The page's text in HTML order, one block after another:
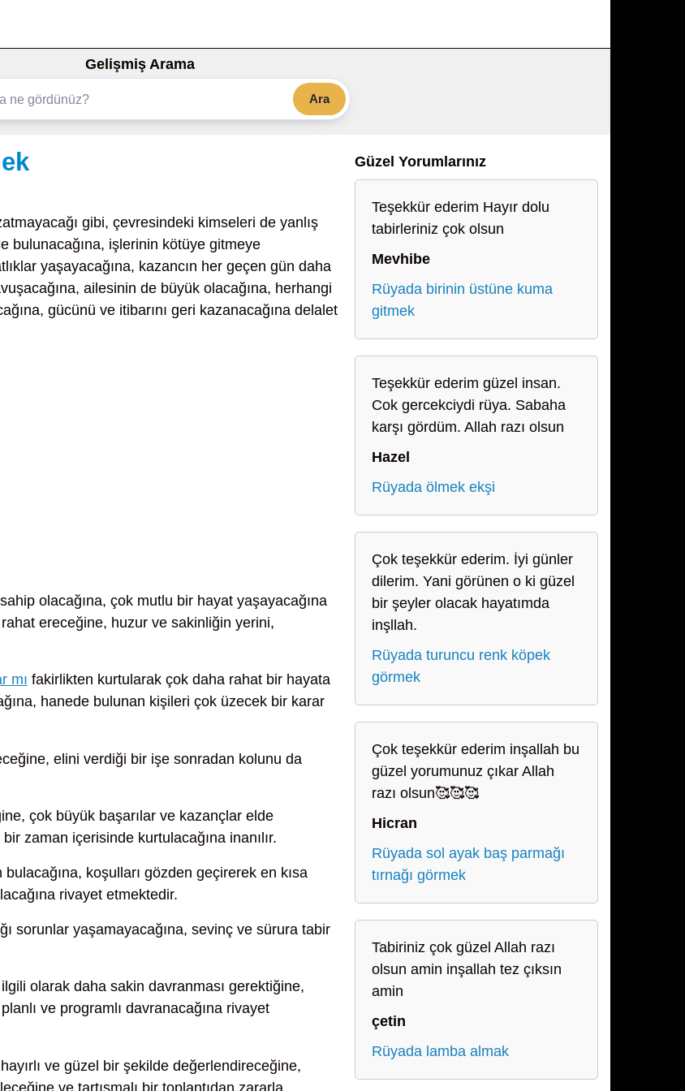
Gelişmiş Arama
Ara
gibi, çevresindeki kimseleri de yanlış
bulunacağına, işlerinin kötüye gitmeye
yaşayacağına, kazancın her geçen gün daha
ailesinin de büyük olacağına, herhangi
gücünü ve itibarını geri kazanacağına delalet
sahip olacağına, çok mutlu bir hayat yaşayacağına
ereceğine, huzur ve sakinliğin yerini,
mı fakirlikten kurtularak çok daha rahat bir hayata
hanede bulunan kişileri çok üzecek bir karar
elini verdiği bir işe sonradan kolunu da
çok büyük başarılar ve kazançlar elde
zaman içerisinde kurtulacağına inanılır.
koşulları gözden geçirerek en kısa
rivayet etmektedir.
sorunlar yaşamayacağına, sevinç ve sürura tabir
olarak daha sakin davranması gerektiğine,
ve programlı davranacağına rivayet
ve güzel bir şekilde değerlendireceğine,
ve tartışmalı bir toplantıdan zararla
Güzel Yorumlarınız
Teşekkür ederim Hayır dolu
tabirleriniz çok olsun
Mevhibe
Rüyada birinin üstüne kuma
gitmek
Teşekkür ederim güzel insan.
Cok gercekciydi rüya. Sabaha
karşı gördüm. Allah razı olsun
Hazel
Rüyada ölmek ekşi
Çok teşekkür ederim. İyi günler
dilerim. Yani görünen o ki güzel
bir şeyler olacak hayatımda
inşllah.
Rüyada turuncu renk köpek
görmek
Çok teşekkür ederim inşallah bu
güzel yorumunuz çıkar Allah
razı olsun🥰🥰🥰
Hicran
Rüyada sol ayak baş parmağı
tırnağı görmek
Tabiriniz çok güzel Allah razı
olsun amin inşallah tez çıksın
amin
çetin
Rüyada lamba almak